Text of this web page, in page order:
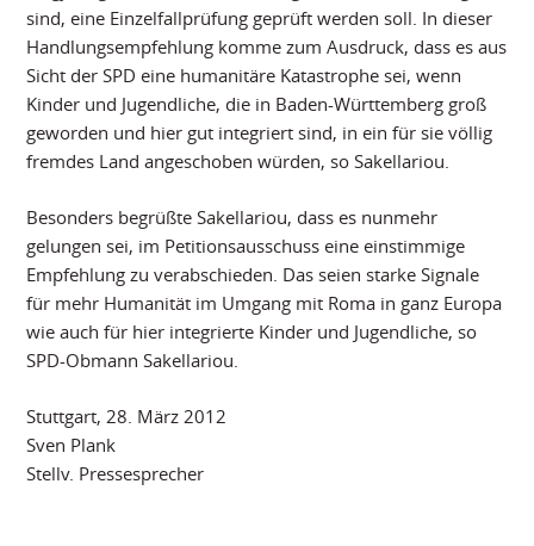
sind, eine Einzelfallprüfung geprüft werden soll. In dieser
Handlungsempfehlung komme zum Ausdruck, dass es aus
Sicht der SPD eine humanitäre Katastrophe sei, wenn
Kinder und Jugendliche, die in Baden-Württemberg groß
geworden und hier gut integriert sind, in ein für sie völlig
fremdes Land angeschoben würden, so Sakellariou.
Besonders begrüßte Sakellariou, dass es nunmehr
gelungen sei, im Petitionsausschuss eine einstimmige
Empfehlung zu verabschieden. Das seien starke Signale
für mehr Humanität im Umgang mit Roma in ganz Europa
wie auch für hier integrierte Kinder und Jugendliche, so
SPD-Obmann Sakellariou.
Stuttgart, 28. März 2012
Sven Plank
Stellv. Pressesprecher